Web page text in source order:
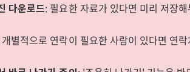
다운로드: 필요한 자료가 있다면 미리 저장
개별적으로 연락이 필요한 사람이 있다면 연